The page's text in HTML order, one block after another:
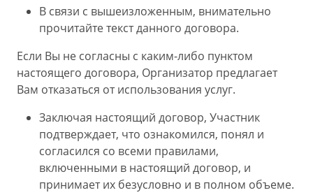
В связи с вышеизложенным, внимательно
прочитайте текст данного договора.
Если Вы не согласны с каким-либо пунктом
настоящего договора, Организатор предлагает
Вам отказаться от использования услуг.
Заключая настоящий договор, Участник
подтверждает, что ознакомился, понял и
согласился со всеми правилами,
включенными в настоящий договор, и
принимает их безусловно и в полном объеме.